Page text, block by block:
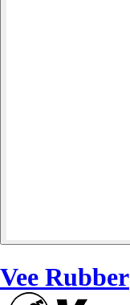
Vee Rubber